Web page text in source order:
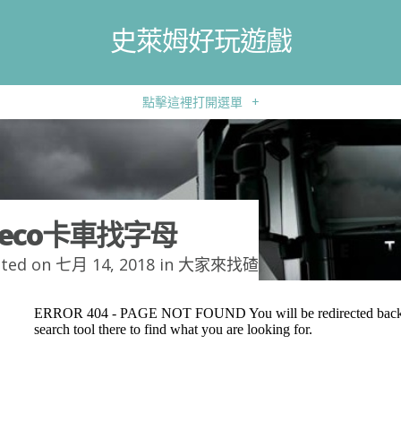
史萊姆好玩遊戲
點擊這裡打開選單 +
卡車找字母
on 七月 14, 2018 in 大家來找碴